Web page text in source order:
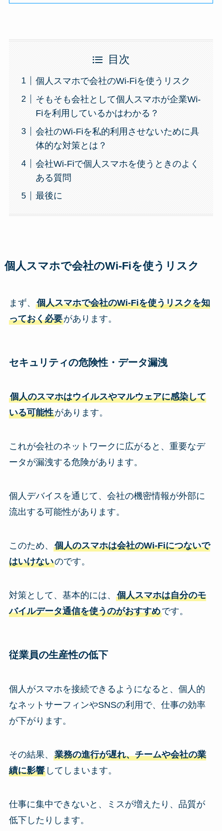
目次
個人スマホで会社のWi-Fiを使うリスク
そもそも会社として個人スマホが企業Wi-
Fiを利用しているかはわかる？
会社のWi-Fiを私的利用させないために具
体的な対策とは？
会社Wi-Fiで個人スマホを使うときのよく
ある質問
最後に
個人スマホで会社のWi-Fiを使うリスク
まず、 個人スマホで会社のWi-Fiを使うリスクを知
っておく必要があります。
セキュリティの危険性・データ漏洩
個人のスマホはウイルスやマルウェアに感染して
いる可能性があります。
これが会社のネットワークに広がると、重要なデ
ータが漏洩する危険があります。
個人デバイスを通じて、会社の機密情報が外部に
流出する可能性があります。
このため、 個人のスマホは会社のWi-Fiにつないで
はいけないのです。
対策として、基本的には、 個人スマホは自分のモ
バイルデータ通信を使うのがおすすめです。
従業員の生産性の低下
個人がスマホを接続できるようになると、個人的
なネットサーフィンやSNSの利用で、仕事の効率
が下がります。
その結果、 業務の進行が遅れ、チームや会社の業
績に影響してしまいます。
仕事に集中できないと、ミスが増えたり、品質が
低下したりします。